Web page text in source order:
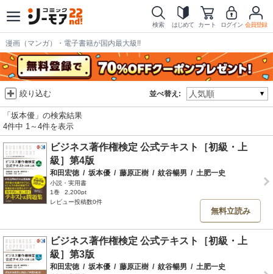
検索 はじめて カート ログイン 会員登録
漫画（マンガ）・電子書籍が国内最大級!!
並べ替え:
絞り込む
「坂本優」の検索結果
4件中 1～4件を表示
ビジネス著作権検定 公式テキスト［初級・上
級］第4版
和田宏徳 / 坂本優 / 藤原正樹 / 紋谷暢男 / 土肥一史
小説・実用書
1巻
2,200pt
レビュー投稿数0件
無料立読み
ビジネス著作権検定 公式テキスト［初級・上
級］第3版
和田宏徳 / 坂本優 / 藤原正樹 / 紋谷暢男 / 土肥一史